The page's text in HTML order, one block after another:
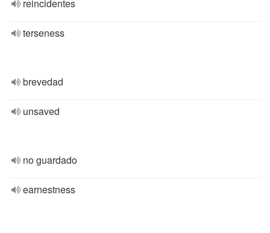
reincidentes
terseness
brevedad
unsaved
no guardado
earnestness